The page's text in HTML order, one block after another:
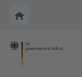
Vers la page